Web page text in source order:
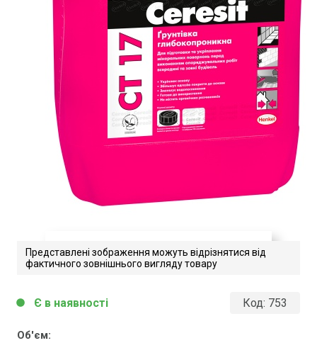
Ceresit CТ 17. Технічний опис
Представлені зображення можуть відрізнятися від
фактичного зовнішнього вигляду товару
Код: 753
Об'єм:
circle Є в наявності